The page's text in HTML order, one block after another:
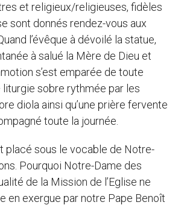
et religieux/religieuses, fidèles
sont donnés rendez-vous aux
l’évêque à dévoilé la statue,
à salué la Mère de Dieu et
s’est emparée de toute
liturgie sobre rythmée par les
diola ainsi qu’une prière fervente
toute la journée.
placé sous le vocable de Notre-
Pourquoi Notre-Dame des
de la Mission de l’Eglise ne
en exergue par notre Pape Benoît